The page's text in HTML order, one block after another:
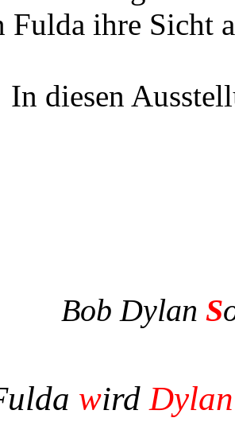
Fulda ihre Sicht
In diesen
Bob Dylan S
wird Dylan